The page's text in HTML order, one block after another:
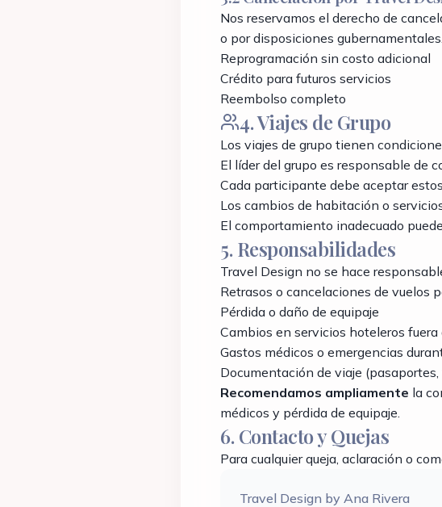
Nos reservamos el derecho de
o por disposiciones
Reprogramación sin costo adicional
Crédito para futuros servicios
Reembolso completo
4. Viajes de Grupo
Los viajes de grupo tienen
El líder del grupo es responsable de
Cada participante debe aceptar
Los cambios de habitación o
El comportamiento inadecuado
5. Responsabilidades
Travel Design no se hace
Retrasos o cancelaciones de vuelos
Pérdida o daño de equipaje
Cambios en servicios hoteleros
Gastos médicos o emergencias
Documentación de viaje
Recomendamos ampliamente la
médicos y pérdida de equipaje.
6. Contacto y Quejas
Para cualquier queja, aclaración o
Travel Design by Ana Rivera